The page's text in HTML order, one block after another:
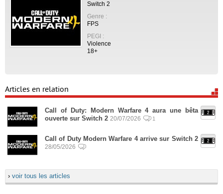
Switch 2
Genre :
FPS
PEGI :
Violence
18+
Articles en relation
Call of Duty: Modern Warfare 4 aura une bêta
ouverte sur Switch 2 20/07/2026 1
Call of Duty Modern Warfare 4 arrive sur Switch 2
28/05/2026
› voir tous les articles